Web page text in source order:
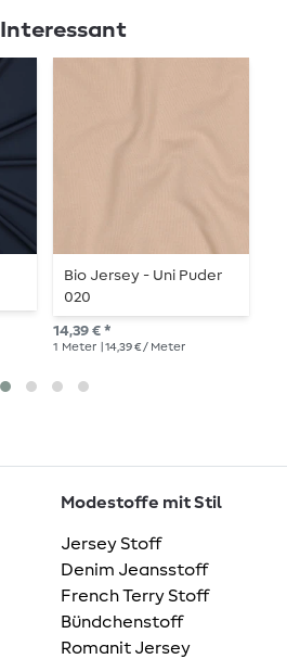
Bio Jersey - Uni Puder
020
14,39 € *
1 Meter | 14,39 € / Meter
Modestoffe mit Stil
Jersey Stoff
Denim Jeansstoff
French Terry Stoff
Bündchenstoff
Romanit Jersey